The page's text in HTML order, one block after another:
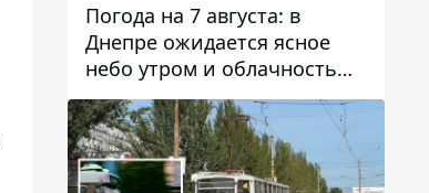
Погода на 7 августа: в
Днепре ожидается ясное
небо утром и облачность
после обеда